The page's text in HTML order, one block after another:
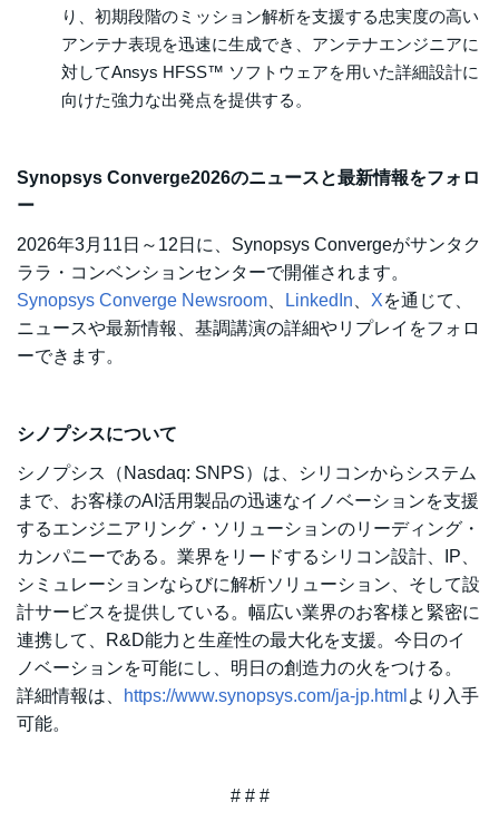
り、初期段階のミッション解析を支援する忠実度の高い
アンテナ表現を迅速に生成でき、アンテナエンジニアに
対してAnsys HFSS™ ソフトウェアを用いた詳細設計に
向けた強力な出発点を提供する。
Synopsys Converge2026のニュースと最新情報をフォロ
ー
2026年3月11日～12日に、Synopsys Convergeがサンタク
ララ・コンベンションセンターで開催されます。
Synopsys Converge Newsroom
LinkedIn Xを通じて、
ニュースや最新情報、基調講演の詳細やリプレイをフォロ
ーできます。
シノプシスについて
シノプシス（Nasdaq: SNPS）は、シリコンからシステム
まで、お客様のAI活用製品の迅速なイノベーションを支援
するエンジニアリング・ソリューションのリーディング・
カンパニーである。業界をリードするシリコン設計、IP、
シミュレーションならびに解析ソリューション、そして設
計サービスを提供している。幅広い業界のお客様と緊密に
連携して、R&D能力と生産性の最大化を支援。今日のイ
ノベーションを可能にし、明日の創造力の火をつける。
詳細情報は、
https://www.synopsys.com/ja-jp.html より入手
可能。
# # #